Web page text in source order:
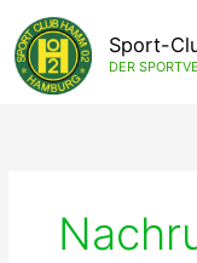
Inhalt
springen
Sport-
DER